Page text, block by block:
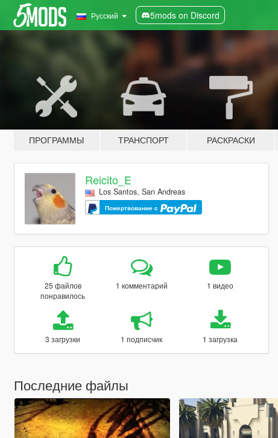
Русский 5mods on Discord
ПРОГРАММЫ ТРАНСПОРТ РАСКРАСКИ
Reicito_E
Los Santos, San Andreas
Пожертвование с
25 файлов
понравилось
1 комментарий 1 видео
3 загрузки 1 подписчик 1 загрузка
Последние файлы